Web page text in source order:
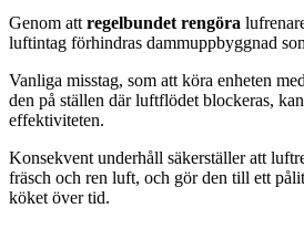
Genom attregelbundet rengöra
luftintag förhindras dammuppbyggnad
Vanliga misstag, som att köra enheten
den på ställen där luftflödet blockeras,
effektiviteten.
Konsekvent underhåll säkerställer att
fräsch och ren luft, och gör den till ett
köket över tid.